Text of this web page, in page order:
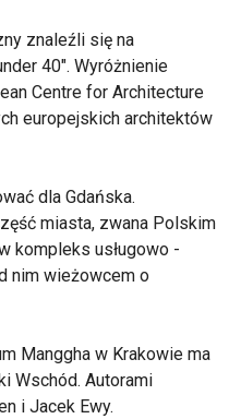
znaleźli się na
40". Wyróżnienie
Centre for Architecture
europejskich architektów
dla Gdańska.
miasta, zwana Polskim
kompleks usługowo -
nim wieżowcem o
Manggha w Krakowie ma
Wschód. Autorami
i Jacek Ewy.